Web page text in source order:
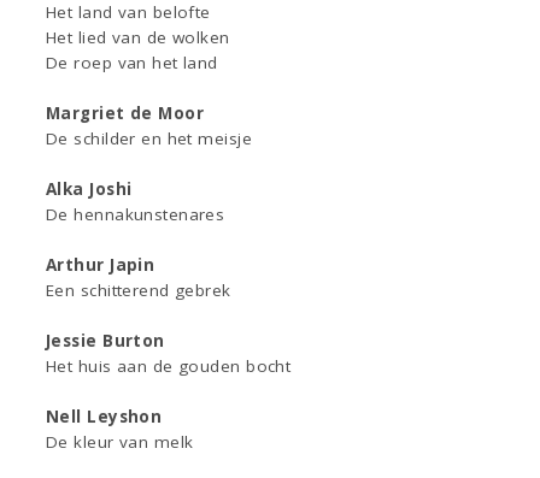
Het land van belofte
Het lied van de wolken
De roep van het land
Margriet de Moor
De schilder en het meisje
Alka Joshi
De hennakunstenares
Arthur Japin
Een schitterend gebrek
Jessie Burton
Het huis aan de gouden bocht
Nell Leyshon
De kleur van melk